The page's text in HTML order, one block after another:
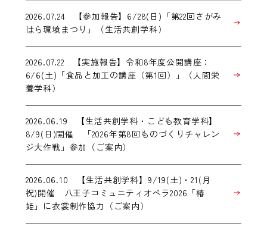
2026.07.24 【参加報告】6/28(日)「第22回さがみ
はら環境まつり」（生活共創学科）
2026.07.22 【実施報告】令和8年度公開講座：
6/6(土)「食品と加工の講座（第1回）」（人間栄
養学科）
2026.06.19 【生活共創学科・こども教育学科】
8/9(日)開催 「2026年第8回ものづくりチャレン
ジ大作戦」参加（ご案内）
2026.06.10 【生活共創学科】9/19(土)・21(月
祝)開催 八王子コミュニティオペラ2026「椿
姫」に衣裳制作協力（ご案内）